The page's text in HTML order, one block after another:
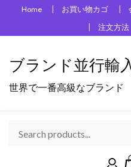
Home お買い物カゴ
注文方法
ブランド並行輸
世界で一番高級なブランド